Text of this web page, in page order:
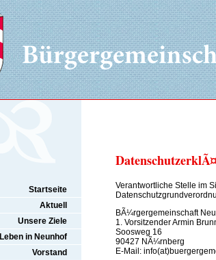
Startseite
Aktuell
Unsere Ziele
Leben in Neunhof
Vorstand
Verantwortliche Stelle im
BÃ¼rgergemeinschaft
1. Vorsitzender Armin
Soosweg 16
90427 NÃ¼rnberg
E-Mail: